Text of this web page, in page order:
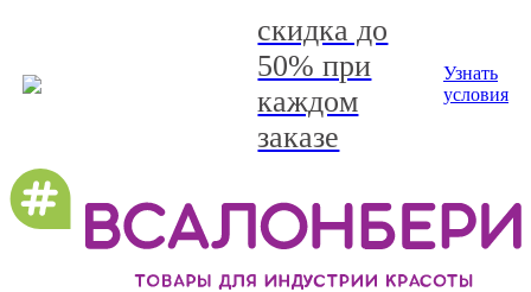
скидка до
50% при
каждом
заказе
Узнать
условия